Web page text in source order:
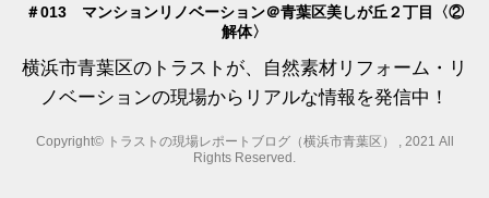
＃013 マンションリノベーション＠青葉区美しが丘２丁目〈②
解体〉
横浜市青葉区のトラストが、自然素材リフォーム・リ
ノベーションの現場からリアルな情報を発信中！
Copyright© トラストの現場レポートブログ（横浜市青葉区） , 2021 All
Rights Reserved.